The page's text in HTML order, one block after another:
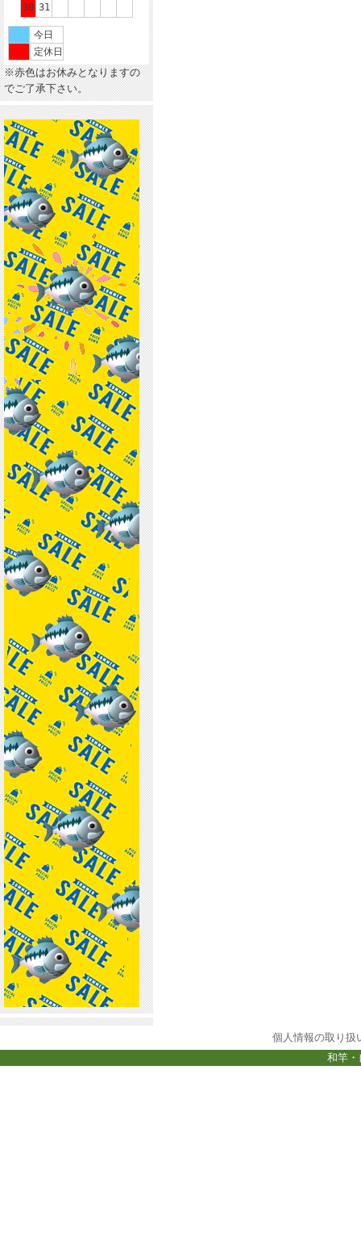
30 31
今日
定休日
※赤色はお休みとなりますの
でご了承下さい。
個人情報の取り扱
和竿・